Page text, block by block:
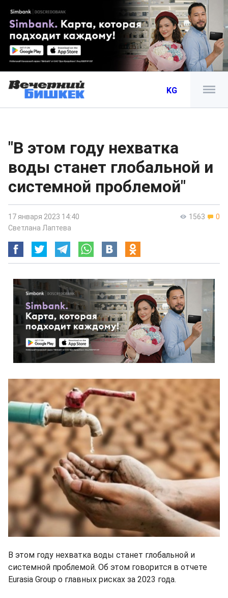
KG
"В этом году нехватка
воды станет глобальной и
системной проблемой"
1563 0
17 января 2023 14:40
Светлана Лаптева
В этом году нехватка воды станет глобальной и
системной проблемой. Об этом говорится в отчете
Eurasia Group о главных рисках за 2023 года.